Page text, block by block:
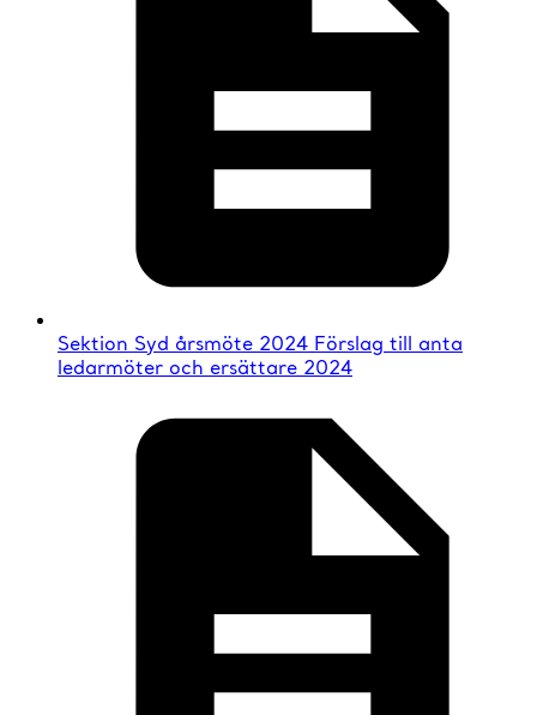
Sektion Syd årsmöte 2024 Förslag till anta
ledarmöter och ersättare 2024